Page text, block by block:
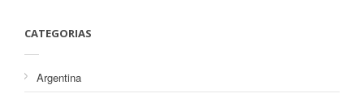
CATEGORIAS
Argentina